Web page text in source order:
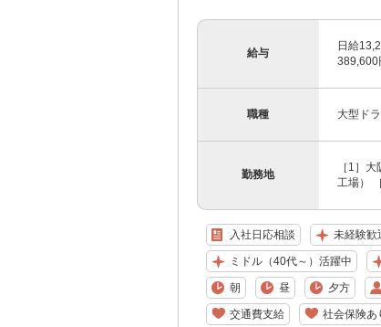
給与
日給
389,600
職種 大型ド
勤務地
［1］
工場）
入社日応相談 未経験歓
ミドル（40代～）活躍中
朝 昼 夕方
交通費支給 社会保険あ